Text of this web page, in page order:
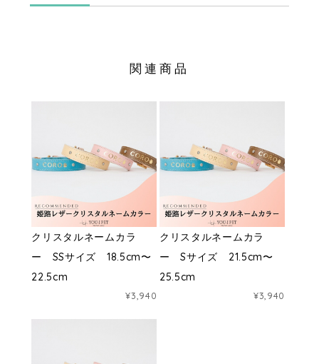
関連商品
クリスタルネームカラ
ー SSサイズ 18.5cm〜
22.5cm
¥3,940
クリスタルネームカラ
ー Sサイズ 21.5cm〜
25.5cm
¥3,940